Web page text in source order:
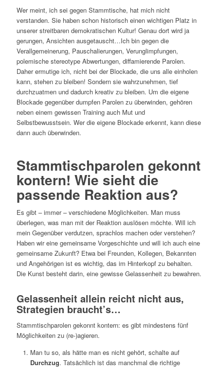
Wer meint, ich sei gegen Stammtische, hat mich nicht
verstanden. Sie haben schon historisch einen wichtigen Platz in
unserer streitbaren demokratischen Kultur! Genau dort wird ja
gerungen, Ansichten ausgetauscht…Ich bin gegen die
Verallgemeinerung, Pauschalierungen, Verunglimpfungen,
polemische stereotype Abwertungen, diffamierende Parolen.
Daher ermutige ich, nicht bei der Blockade, die uns alle einholen
kann, stehen zu bleiben! Sondern sie wahrzunehmen, tief
durchzuatmen und dadurch kreativ zu bleiben. Um die eigene
Blockade gegenüber dumpfen Parolen zu überwinden, gehören
neben einem gewissen Training auch Mut und
Selbstbewusstsein. Wer die eigene Blockade erkennt, kann diese
dann auch überwinden.
Stammtischparolen gekonnt
kontern! Wie sieht die
passende Reaktion aus?
Es gibt – immer – verschiedene Möglichkeiten. Man muss
überlegen, was man mit der Reaktion auslösen möchte. Will ich
mein Gegenüber verdutzen, sprachlos machen oder verstehen?
Haben wir eine gemeinsame Vorgeschichte und will ich auch eine
gemeinsame Zukunft? Etwa bei Freunden, Kollegen, Bekannten
und Angehörigen ist es wichtig, das im Hinterkopf zu behalten.
Die Kunst besteht darin, eine gewisse Gelassenheit zu bewahren.
Gelassenheit allein reicht nicht aus,
Strategien braucht’s…
Stammtischparolen gekonnt kontern: es gibt mindestens fünf
Möglichkeiten zu (re-)agieren.
Man tu so, als hätte man es nicht gehört, schalte auf
Durchzug. Tatsächlich ist das manchmal die richtige